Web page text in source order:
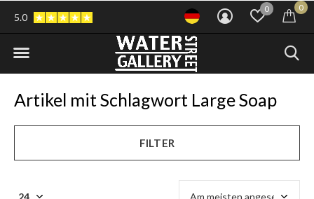
0 0
5.0
Artikel mit Schlagwort Large Soap
FILTER